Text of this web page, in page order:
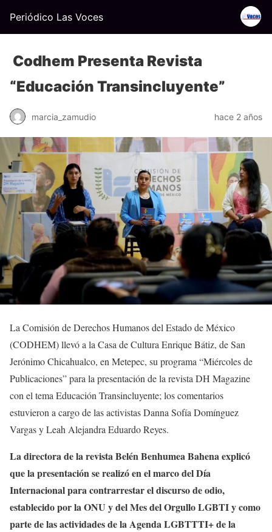
Periódico Las Voces
Codhem Presenta Revista
“Educación Transincluyente”
marcia_zamudio hace 2 años
La Comisión de Derechos Humanos del Estado de México
(CODHEM) llevó a la Casa de Cultura Enrique Bátiz, de San
Jerónimo Chicahualco, en Metepec, su programa “Miércoles de
Publicaciones” para la presentación de la revista DH Magazine
con el tema Educación Transincluyente; los comentarios
estuvieron a cargo de las activistas Danna Sofía Domínguez
Vargas y Leah Alejandra Eduardo Reyes.
La directora de la revista Belén Benhumea Bahena explicó
que la presentación se realizó en el marco del Día
Internacional para contrarrestar el discurso de odio,
establecido por la ONU y del Mes del Orgullo LGBTI y como
parte de las actividades de la Agenda LGBTTTI+ de la